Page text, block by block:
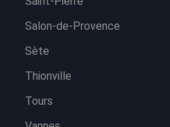
Salon-de-Provence
Sète
Thionville
Tours